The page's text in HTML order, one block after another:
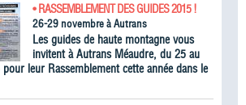
• RASSEMBLEMENT DES GUIDES 2015 !
26-29 novembre à Autrans
Les guides de haute montagne vous
invitent à Autrans Méaudre, du 25 au
leur Rassemblement cette année dans le